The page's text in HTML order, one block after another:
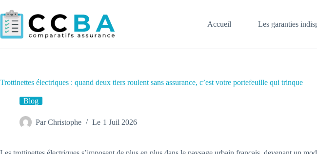
au
contenu
Accueil Les garanties
Trottinettes électriques : quand deux tiers roulent sans assurance, c’est votre portefeuille qui trinque
Blog
Par Christophe Le 1 Juil 2026